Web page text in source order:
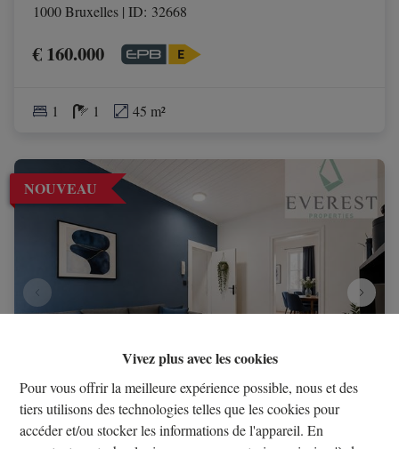
Vivez plus avec les cookies
Pour vous offrir la meilleure expérience possible, nous et des
tiers utilisons des technologies telles que les cookies pour
accéder et/ou stocker les informations de l'appareil. En
1000 Bruxelles | ID: 32668
€ 160.000
1 1 45 m²
NOUVEAU
SABLON! Affaire à saisir! Appartement 1 chambre à